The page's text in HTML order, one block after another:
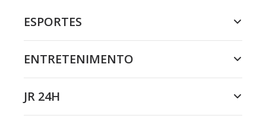
ESPORTES
ENTRETENIMENTO
JR 24H